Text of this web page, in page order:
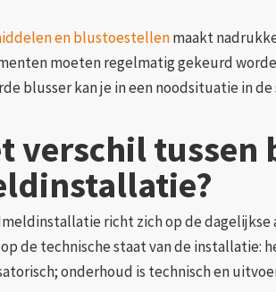
en blustoestellenmaakt
moeten regelmatig gekeurd
blusser kan je in een noodsituatie in
verschil tussen
richt zich op de
de technische staat van de installatie:
onderhoud is technisch en